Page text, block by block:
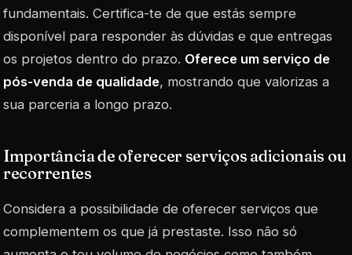
fundamentais. Certifica-te de que estás sempre
disponível para responder às dúvidas e que entregas
os projetos dentro do prazo. Oferece um serviço de
pós-venda de qualidade, mostrando que valorizas a
sua parceria a longo prazo.
Importância de oferecer serviços adicionais ou
recorrentes
Considera a possibilidade de oferecer serviços que
complementem os que já prestaste. Isso não só